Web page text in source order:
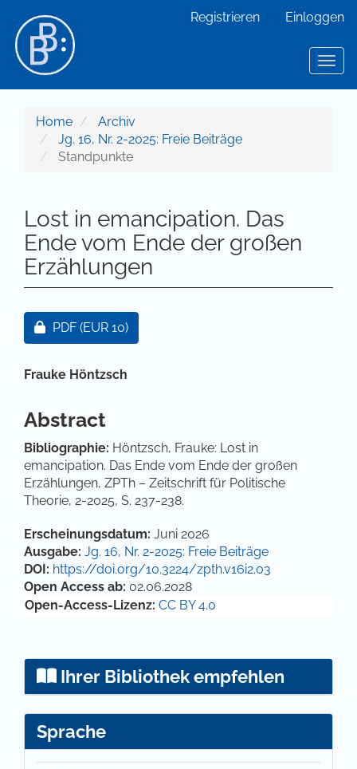
Hauptinhalt
Sidebar
Registrieren Einloggen
Home
Archiv
Jg. 16, Nr. 2-2025: Freie Beiträge
Standpunkte
Lost in emancipation. Das
Ende vom Ende der großen
Erzählungen
Artikel-Sidebar
Zugang für Abonnent/innen oder durch Zahlung
PDF (EUR 10)
Hauptsächlicher Artikelinhalt
Frauke Höntzsch
Abstract
Bibliographie: Höntzsch, Frauke: Lost in
emancipation. Das Ende vom Ende der großen
Erzählungen, ZPTh – Zeitschrift für Politische
Theorie, 2-2025, S. 237-238.
Artikel-Details
Erscheinungsdatum: Juni 2026
Ausgabe: Jg. 16, Nr. 2-2025: Freie Beiträge
DOI: https://doi.org/10.3224/zpth.v16i2.03
Open Access ab: 02.06.2028
Open-Access-Lizenz: CC BY 4.0
Ihrer Bibliothek empfehlen
Sprache